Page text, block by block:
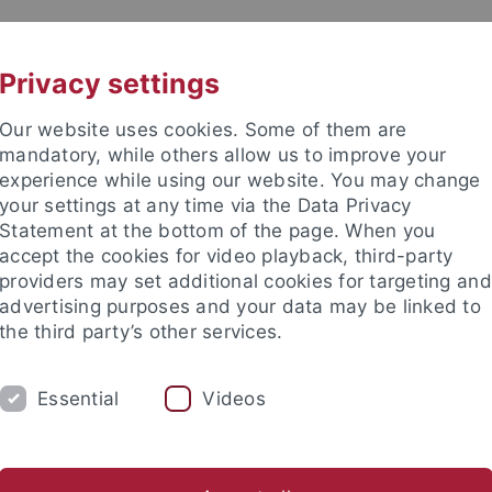
Ethik in den
Anfahrt Jahresrückblicke
Internationales Zentrum für Ethik in den
Privacy settings
Our website uses cookies. Some of them are
mandatory, while others allow us to improve your
experience while using our website. You may change
your settings at any time via the Data Privacy
Statement at the bottom of the page. When you
accept the cookies for video playback, third-party
providers may set additional cookies for targeting and
advertising purposes and your data may be linked to
the third party’s other services.
Essential Videos